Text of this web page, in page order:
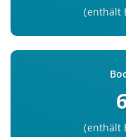
enthält
enthält